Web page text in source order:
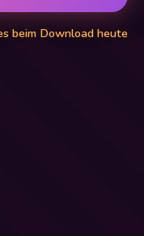
beim Download heute